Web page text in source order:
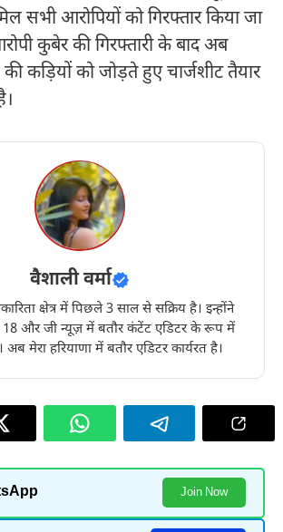
सभी आरोपियों को गिरफ्तार किया जा
कुबेर की गिरफ्तारी के बाद अब
कड़ियों को जोड़ते हुए चार्जशीट तैयार
वैशाली वर्मा
क्षेत्र में पिछले 3 साल से सक्रिय है। इन्होंने
और जी न्यूज़ में बतौर कंटेंट एडिटर के रूप में
अब मेरा हरियाणा में बतौर एडिटर कार्यरत है।
Join Now